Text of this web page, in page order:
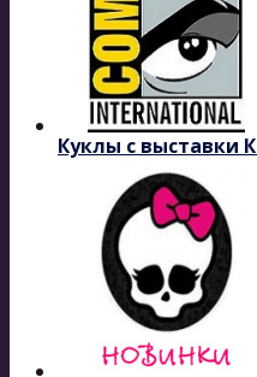
Куклы с выставки